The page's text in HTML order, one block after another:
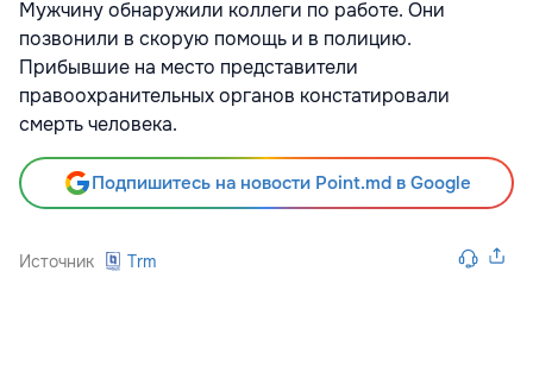
Мужчину обнаружили коллеги по работе. Они
позвонили в скорую помощь и в полицию.
Прибывшие на место представители
правоохранительных органов констатировали
смерть человека.
Подпишитесь на новости Point.md в Google
Источник Trm